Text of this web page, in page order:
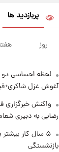
۱ روز پیش
۱ روز پیش
۱ روز پیش
پربازدید ها
روز
لحظه احساسی دو
آغوش غزل
واکنش خبرگزاری
رضایی به دبیری
۵ سال کار
بازنشستگی